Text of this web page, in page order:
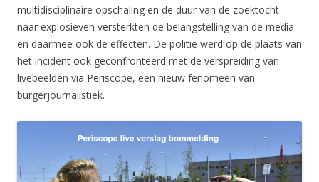
multidisciplinaire opschaling en de duur van de zoektocht
naar explosieven versterkten de belangstelling van de media
en daarmee ook de effecten. De politie werd op de plaats van
het incident ook geconfronteerd met de verspreiding van
livebeelden via Periscope, een nieuw fenomeen van
burgerjournalistiek.